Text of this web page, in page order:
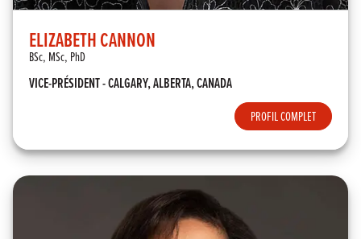
ELIZABETH CANNON
BSc, MSc, PhD
VICE-PRÉSIDENT - CALGARY, ALBERTA, CANADA
PROFIL COMPLET